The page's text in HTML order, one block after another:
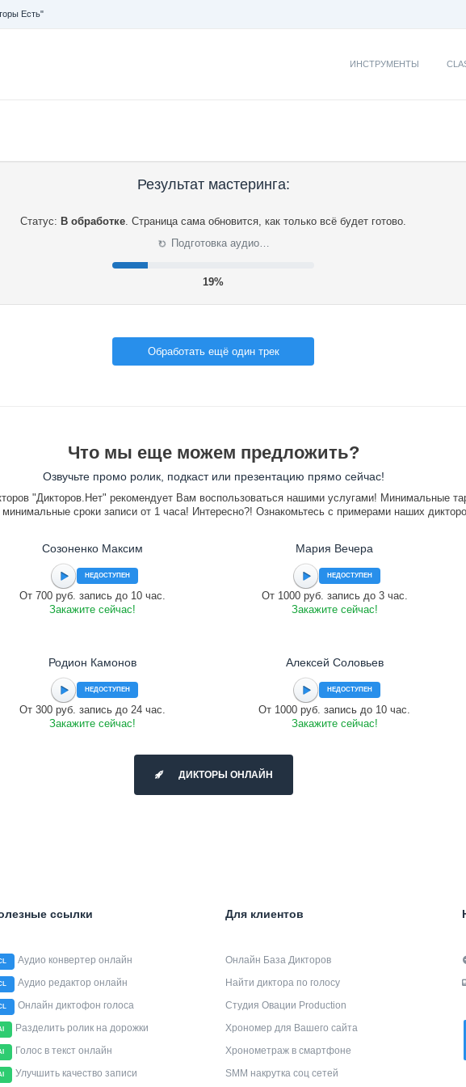
Есть"
ИНСТРУМЕНТЫ
Результат мастеринга:
Статус: В обработке. Страница сама обновится, как только всё будет готово.
⟳ Подготовка аудио…
20%
Обработать ещё один трек
Что мы еще можем предложить?
Озвучьте промо ролик, подкаст или презентацию прямо сейчас!
"Дикторов.Нет" рекомендует Вам воспользоваться нашими услугами! Минимальные
минимальные сроки записи от 1 часа! Интересно?! Ознакомьтесь с примерами наших
Созоненко Максим
НЕДОСТУПЕН
От 700 руб. запись до 10 час.
Закажите сейчас!
Мария Вечера
НЕДОСТУПЕН
От 1000 руб. запись до 3 час.
Закажите сейчас!
Родион Камонов
НЕДОСТУПЕН
От 300 руб. запись до 24 час.
Закажите сейчас!
Алексей Соловьев
НЕДОСТУПЕН
От 1000 руб. запись до 10 час.
Закажите сейчас!
ДИКТОРЫ ОНЛАЙН
ссылки
Аудио конвертер онлайн
Аудио редактор онлайн
Онлайн диктофон голоса
Разделить ролик на дорожки
Голос в текст онлайн
Улучшить качество записи
Для клиентов
Онлайн База Дикторов
Найти диктора по голосу
Студия Овации Production
Хрономер для Вашего сайта
Хронометраж в смартфоне
SMM накрутка соц сетей